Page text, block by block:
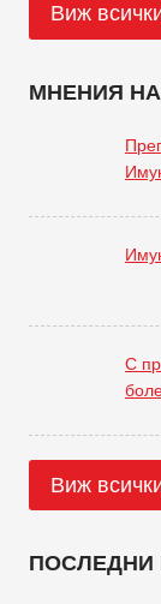
Виж
МНЕНИЯ
С
Виж
ПОСЛЕДНИ